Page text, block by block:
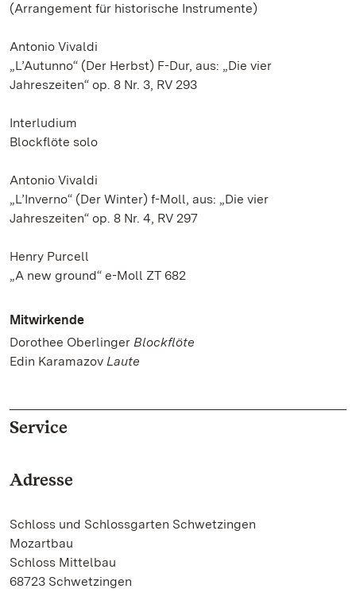
(Arrangement für historische Instrumente)
Antonio Vivaldi
„L’Autunno“ (Der Herbst) F-Dur, aus: „Die vier
Jahreszeiten“ op. 8 Nr. 3, RV 293
Interludium
Blockflöte solo
Antonio Vivaldi
„L’Inverno“ (Der Winter) f-Moll, aus: „Die vier
Jahreszeiten“ op. 8 Nr. 4, RV 297
Henry Purcell
„A new ground“ e-Moll ZT 682
Mitwirkende
Dorothee Oberlinger Blockflöte
Edin Karamazov Laute
Service
Adresse
Schloss und Schlossgarten Schwetzingen
Mozartbau
Schloss Mittelbau
68723 Schwetzingen